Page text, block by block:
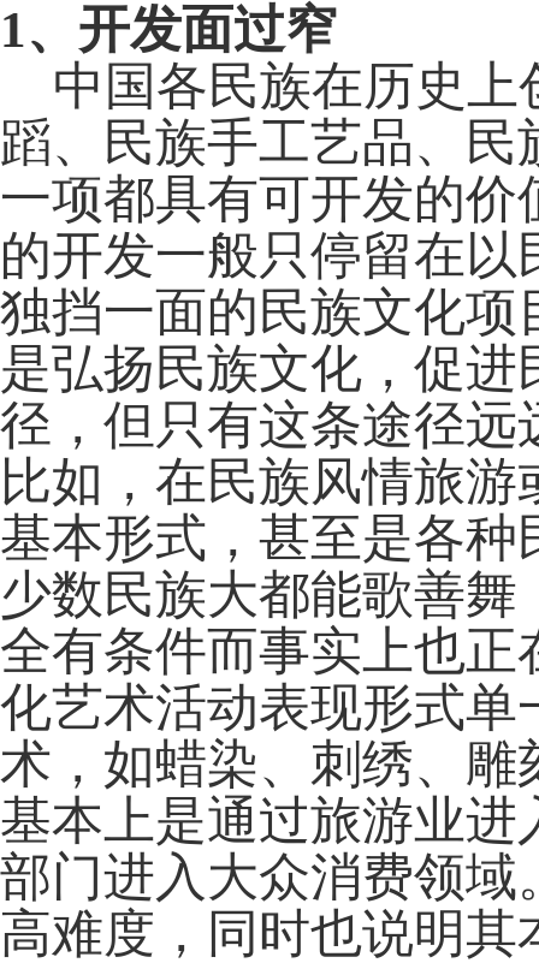
1、开发面过窄
中国各民族在历史上
蹈、民族手工艺品、
一项都具有可开发的
的开发一般只停留在
独挡一面的民族文化项
是弘扬民族文化，促
径，但只有这条途径
比如，在民族风情旅
基本形式，甚至是各
少数民族大都能歌善
全有条件而事实上也
化艺术活动表现形式
术，如蜡染、刺绣、
基本上是通过旅游业
部门进入大众消费领
高难度，同时也说明